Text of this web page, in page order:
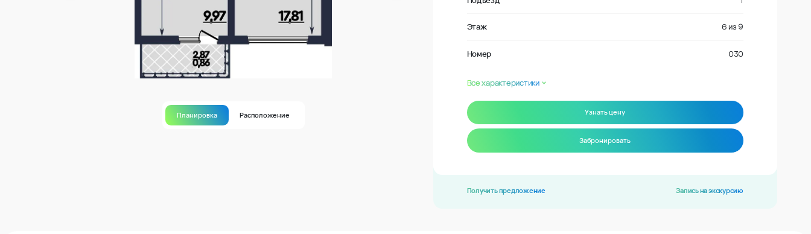
Планировка Расположение
Этаж 6 из 9
Номер 030
Все характеристики
Узнать цену
Забронировать
Получить предложение Запись на экскурсию